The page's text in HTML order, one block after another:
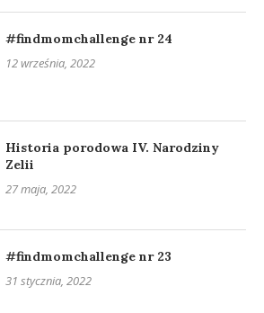
#findmomchallenge nr 24
12 września, 2022
Historia porodowa IV. Narodziny
Zelii
27 maja, 2022
#findmomchallenge nr 23
31 stycznia, 2022